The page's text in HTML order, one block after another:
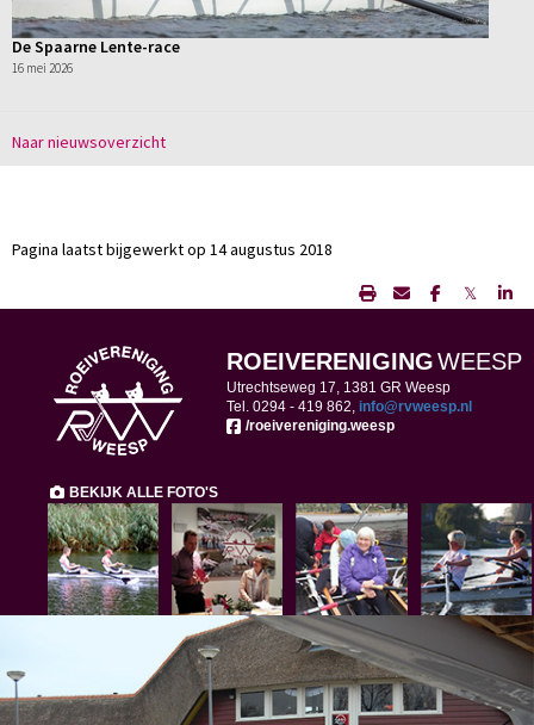
De Spaarne Lente-race
16 mei 2026
Naar nieuwsoverzicht
Pagina laatst bijgewerkt op 14 augustus 2018
𝕏
ROEIVERENIGINGWEESP
Utrechtseweg 17, 1381 GR Weesp
Tel. 0294 - 419 862, ofni@rvweesp.nl
/roeivereniging.weesp
BEKIJK ALLE FOTO'S